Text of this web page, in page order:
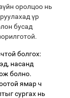
оролцоо нь
үр
бусад
болгох:
насанд
болно.
ямар ч
сургах нь